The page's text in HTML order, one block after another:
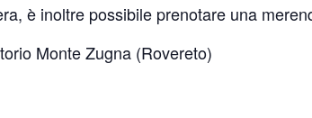
è inoltre possibile prenotare una
Monte Zugna (Rovereto)